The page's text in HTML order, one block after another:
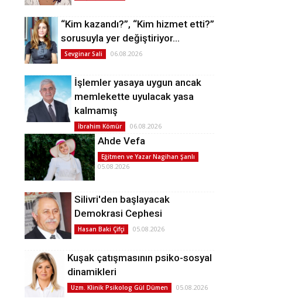
“Kim kazandı?”, “Kim hizmet etti?”
sorusuyla yer değiştiriyor…
Sevginar Sali 06.08.2026
İşlemler yasaya uygun ancak
memlekette uyulacak yasa
kalmamış
İbrahim Kömür 06.08.2026
Ahde Vefa
Eğitmen ve Yazar Nagihan Şanlı
05.08.2026
Silivri'den başlayacak
Demokrasi Cephesi
Hasan Baki Çifçi 05.08.2026
Kuşak çatışmasının psiko-sosyal
dinamikleri
Uzm. Klinik Psikolog Gül Dümen 05.08.2026